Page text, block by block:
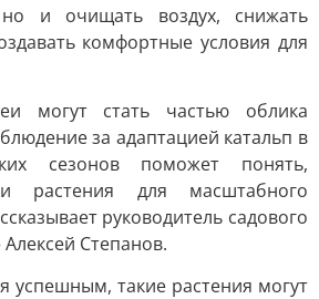
и очищать воздух, снижать
комфортные условия для
могут стать частью облика
за адаптацией катальп в
сезонов поможет понять,
растения для масштабного
руководитель садового
Степанов.
успешным, такие растения могут